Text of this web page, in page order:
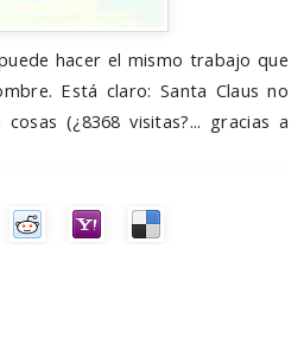
hacer el mismo trabajo que
Está claro: Santa Claus no
(¿8368 visitas?... gracias a